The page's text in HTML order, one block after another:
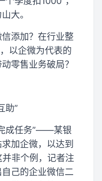
大。
添加？在行业整
以企微为代表的
零售业务破局？
助”
成任务”——某银
加企微，以达到
非个例，记者注
己的企业微信二